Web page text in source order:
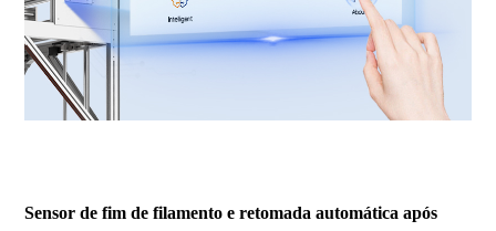
Sensor de fim de filamento e retomada automática após